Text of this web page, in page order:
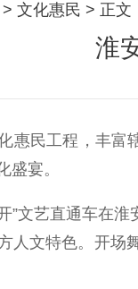
> 文化惠民 > 正文
淮
民工程，丰富辖
盛宴。
艺直通车在淮
人文特色。开场